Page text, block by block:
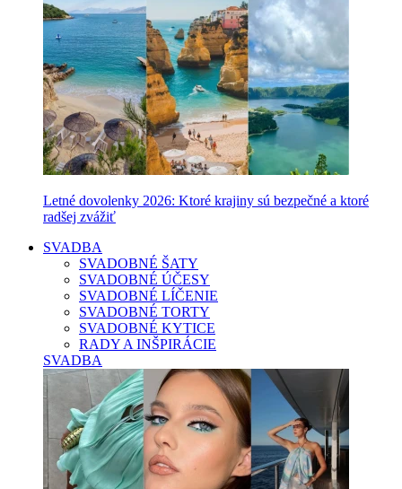
Letné dovolenky 2026: Ktoré krajiny sú bezpečné a ktoré
radšej zvážiť
SVADBA
SVADOBNÉ ŠATY
SVADOBNÉ ÚČESY
SVADOBNÉ LÍČENIE
SVADOBNÉ TORTY
SVADOBNÉ KYTICE
RADY A INŠPIRÁCIE
SVADBA